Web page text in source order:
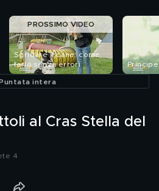
Sgridare il cane: come
farlo senza errori
PROSSIMO VIDEO
Principe
intera
al Cras Stella del
4